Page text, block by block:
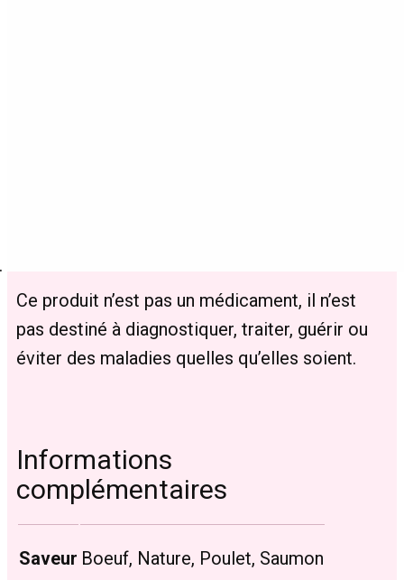
Ce produit n’est pas un médicament, il n’est
pas destiné à diagnostiquer, traiter, guérir ou
éviter des maladies quelles qu’elles soient.
Informations
complémentaires
Saveur Boeuf, Nature, Poulet, Saumon